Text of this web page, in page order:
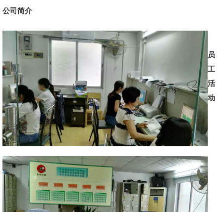
公司简介
员
工
活
动